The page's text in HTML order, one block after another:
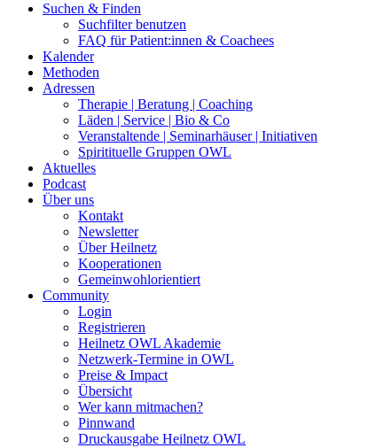
Suchen & Finden
Suchfilter benutzen
FAQ für Patient:innen & Coachees
Kalender
Methoden
Adressen
Therapie | Beratung | Coaching
Läden | Service | Bio & Co
Veranstaltende | Seminarhäuser | Initiativen
Spiritituelle Gruppen OWL
Aktuelles
Podcast
Über uns
Kontakt
Newsletter
Über Heilnetz
Kooperationen
Gemeinwohlorientiert
Community
Login
Registrieren
Heilnetz OWL Akademie
Netzwerk-Termine in OWL
Preise & Impact
Übersicht
Wer kann mitmachen?
Pinnwand
Druckausgabe Heilnetz OWL